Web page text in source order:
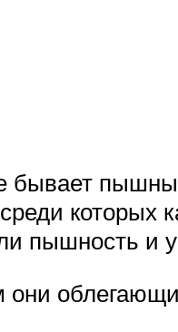
бывает
которых
пышность и
они